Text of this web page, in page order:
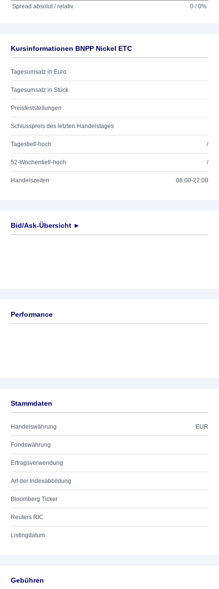
Spread absolut / relativ
0 / 0%
Kursinformationen BNPP Nickel ETC
Tagesumsatz in Euro
Tagesumsatz in Stück
Preisfeststellungen
Schlusspreis des letzten Handelstages
Tagestief/-hoch /
52-Wochentief/-hoch /
Handelszeiten 08:00-22:00
Bid/Ask-Übersicht ►
Performance
Stammdaten
Handelswährung EUR
Fondswährung
Ertragsverwendung
Art der Indexabbildung
Bloomberg Ticker
Reuters RIC
Listingdatum
Gebühren